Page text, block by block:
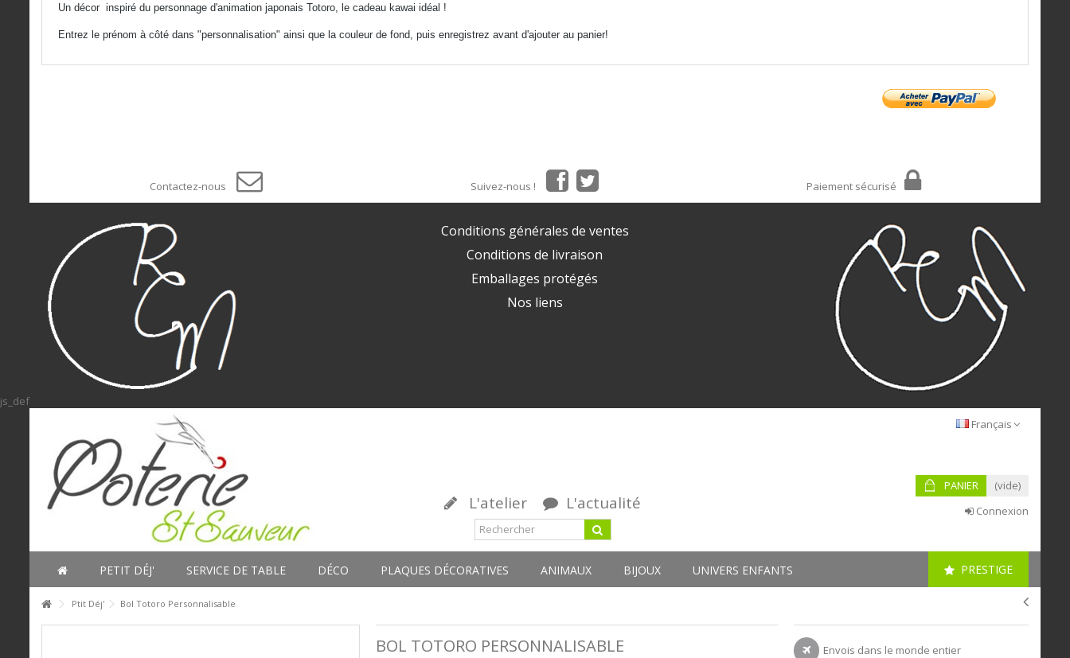
Un décor inspiré du personnage d'animation japonais Totoro, le cadeau kawai idéal !
Entrez le prénom à côté dans "personnalisation" ainsi que la couleur de fond, puis enregistrez avant d'ajouter au panier!
Contactez-nous Suivez-nous ! Paiement sécurisé
Conditions générales de ventes
Conditions de livraison
Emballages protégés
Nos liens
js_def
Français
PANIER (vide)
L'atelier L'actualité Connexion
PETIT DÉJ' SERVICE DE TABLE DÉCO PLAQUES DÉCORATIVES ANIMAUX BIJOUX UNIVERS ENFANTS PRESTIGE
Ptit Déj' Bol Totoro Personnalisable
BOL TOTORO PERSONNALISABLE Envois dans le monde entier